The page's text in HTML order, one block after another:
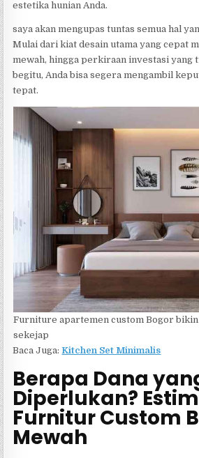
estetika hunian Anda.
saya akan mengupas tuntas semua hal
Mulai dari kiat desain utama yang cepat
mewah, hingga perkiraan investasi yang
begitu, Anda bisa segera mengambil
tepat.
Furniture apartemen custom Bogor bikin
sekejap
Baca Juga:Kitchen Set Minimalis
Berapa Dana
Diperlukan?
Furnitur Custom
Mewah